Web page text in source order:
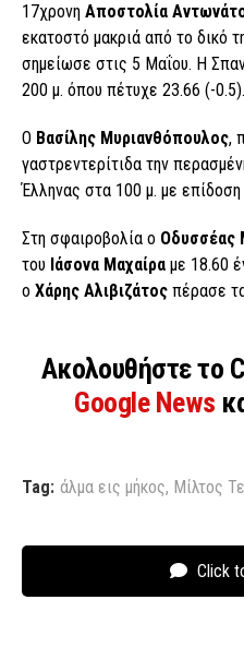
17χρονη Αποστολία
εκατοστό μακριά από το δικό
σημείωσε στις 5 Μαΐου. Η
200 μ. όπου πέτυχε 23.66 (-0.5).
Ο Βασίλης Μυριανθόπουλος,
γαστρεντερίτιδα την
Έλληνας στα 100 μ. με
Στη σφαιροβολία ο Οδυσσέας
του Ιάσονα Μαχαίρα με 18.60
ο Χάρης Αλιβιζάτος πέρασε
Ακολουθήστε το
Google News
Tag: άλμα εις μήκος, Μίλτος
Click